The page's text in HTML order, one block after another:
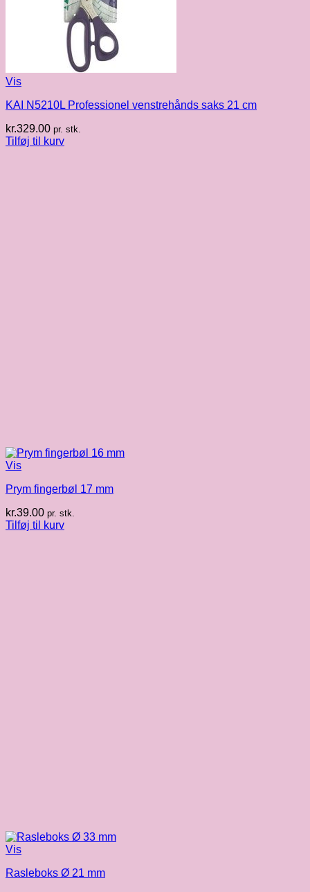
Vis
KAI N5210L Professionel venstrehånds saks 21 cm
kr.329.00 pr. stk.
Tilføj til kurv
Vis
Prym fingerbøl 17 mm
kr.39.00 pr. stk.
Tilføj til kurv
Vis
Rasleboks Ø 21 mm